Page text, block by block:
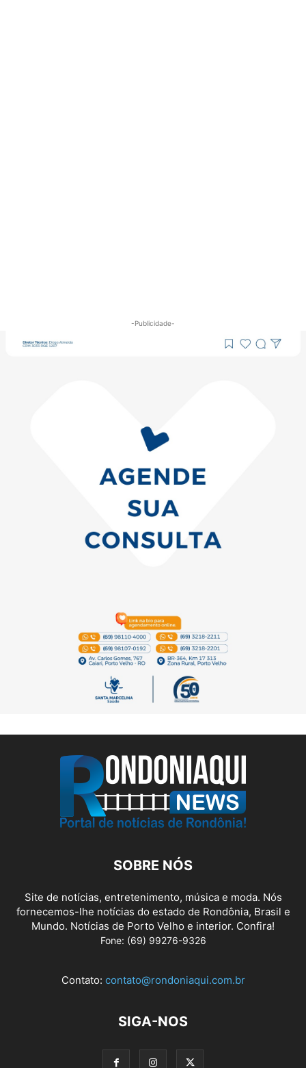
-Publicidade-
SOBRE NÓS
Site de notícias, entretenimento, música e moda. Nós
fornecemos-lhe notícias do estado de Rondônia, Brasil e
Mundo. Notícias de Porto Velho e interior. Confira!
Fone: (69) 99276-9326
Contato: contato@rondoniaqui.com.br
SIGA-NOS